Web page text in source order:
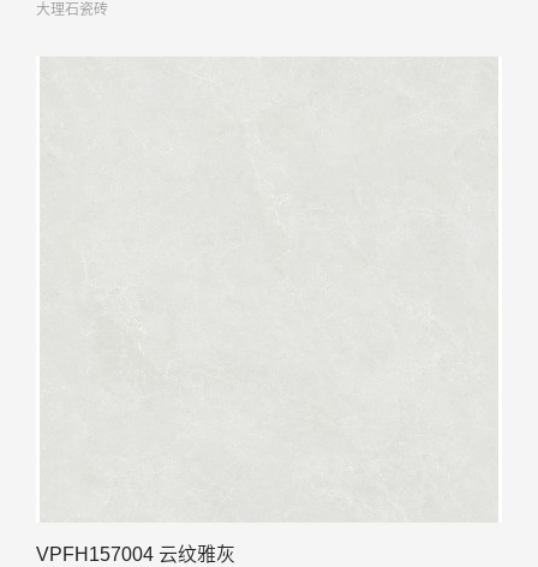
大理石瓷砖
VPFH157004 云纹雅灰